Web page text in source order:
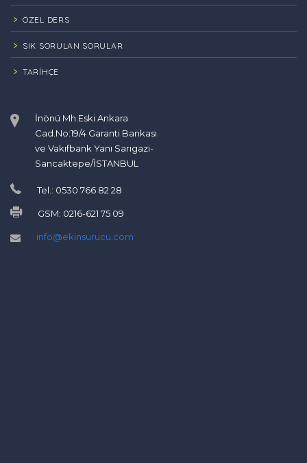
ÖZEL DERS
SIK SORULAN SORULAR
TARIHÇE
İnönü Mh.Eski Ankara
Cad.No:19/4 Garanti Bankası
ve Vakıfbank Yanı Sarıgazi-
Sancaktepe/İSTANBUL
Tel.: 0530 766 82 28
GSM: 0216-621 75 09
info@ekinsurucu.com